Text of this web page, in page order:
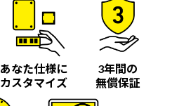
あなた仕様に
カスタマイズ
3年間の
無償保証